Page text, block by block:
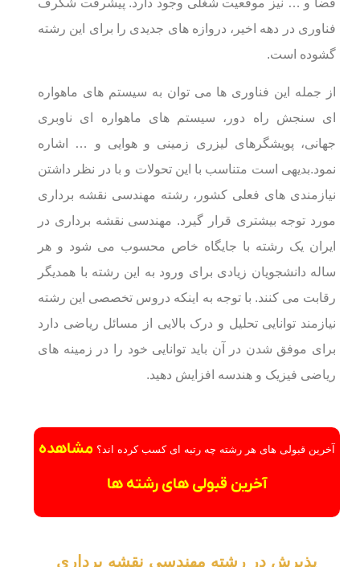
فضا و … نیز موقعیت شغلی وجود دارد. پیشرفت شگرف
فناوری در دهه اخیر، دروازه های جدیدی را برای این رشته
گشوده است.
از جمله این فناوری ها می توان به سیستم های ماهواره
ای سنجش راه دور، سیستم های ماهواره ای ناوبری
جهانی، پویشگرهای لیزری زمینی و هوایی و … اشاره
نمود.بدیهی است متناسب با این تحولات و با در نظر داشتن
نیازمندی های فعلی کشور، رشته مهندسی نقشه برداری
مورد توجه بیشتری قرار گیرد. مهندسی نقشه برداری در
ایران یک رشته با جایگاه خاص محسوب می شود و هر
ساله دانشجویان زیادی برای ورود به این رشته با همدیگر
رقابت می کنند. با توجه به اینکه دروس تخصصی این رشته
نیازمند توانایی تحلیل و درک بالایی از مسائل ریاضی دارد
برای موفق شدن در آن باید توانایی خود را در زمینه های
ریاضی فیزیک و هندسه افزایش دهید.
آخرین قبولی های هر رشته چه رتبه ای کسب کرده اند؟ مشاهده
آخرین قبولی های رشته ها
پذیرش در رشته مهندسی نقشه برداری